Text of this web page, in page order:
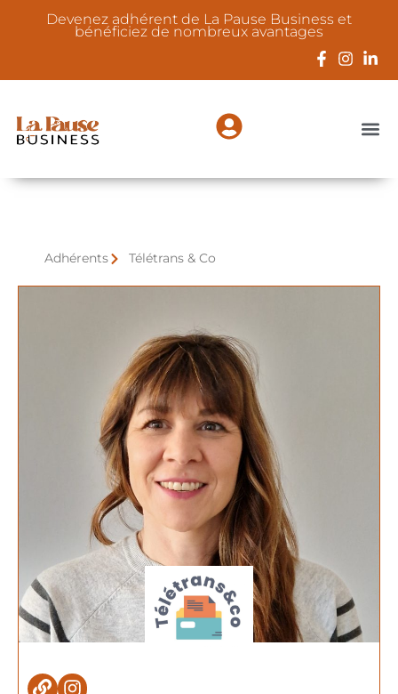
Devenez adhérent de La Pause Business et
bénéficiez de nombreux avantages
Adhérents Télétrans & Co